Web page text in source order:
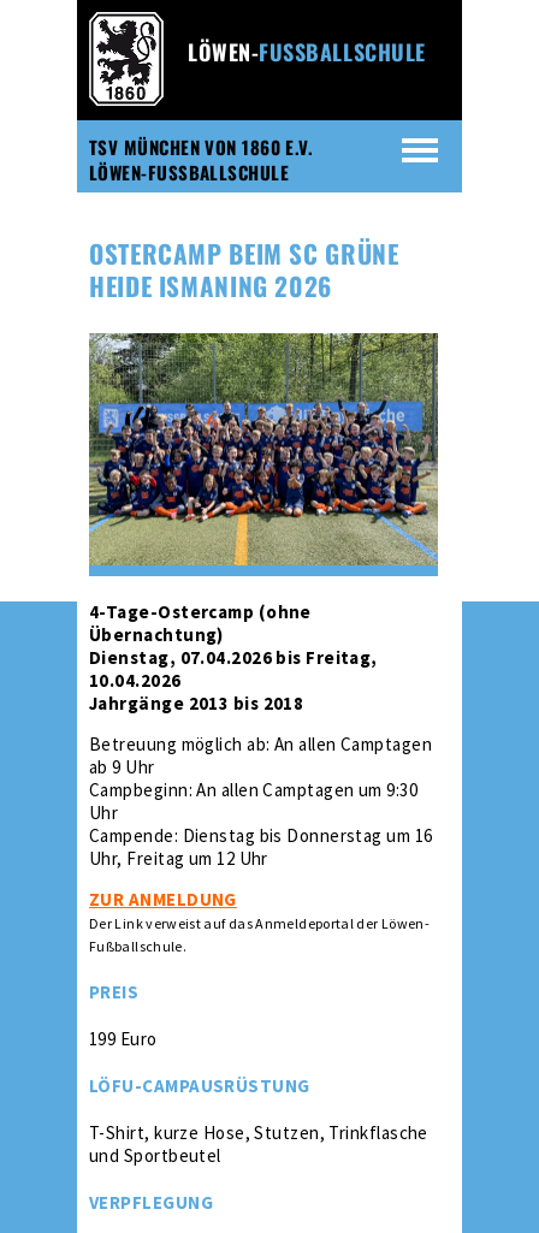
TSV MÜNCHEN VON 1860 E.V.
LÖWEN-FUSSBALLSCHULE
LÖWEN-FUSSBALLSCHULE
OSTERCAMP BEIM SC GRÜNE
HEIDE ISMANING 2026
4-Tage-Ostercamp (ohne
Übernachtung)
Dienstag, 07.04.2026 bis Freitag,
10.04.2026
Jahrgänge 2013 bis 2018
Betreuung möglich ab: An allen Camptagen
ab 9 Uhr
Campbeginn: An allen Camptagen um 9:30
Uhr
Campende: Dienstag bis Donnerstag um 16
Uhr, Freitag um 12 Uhr
ZUR ANMELDUNG
Der Link verweist auf das Anmeldeportal der Löwen-
Fußballschule.
PREIS
199 Euro
LÖFU-CAMPAUSRÜSTUNG
T-Shirt, kurze Hose, Stutzen, Trinkflasche
und Sportbeutel
VERPFLEGUNG